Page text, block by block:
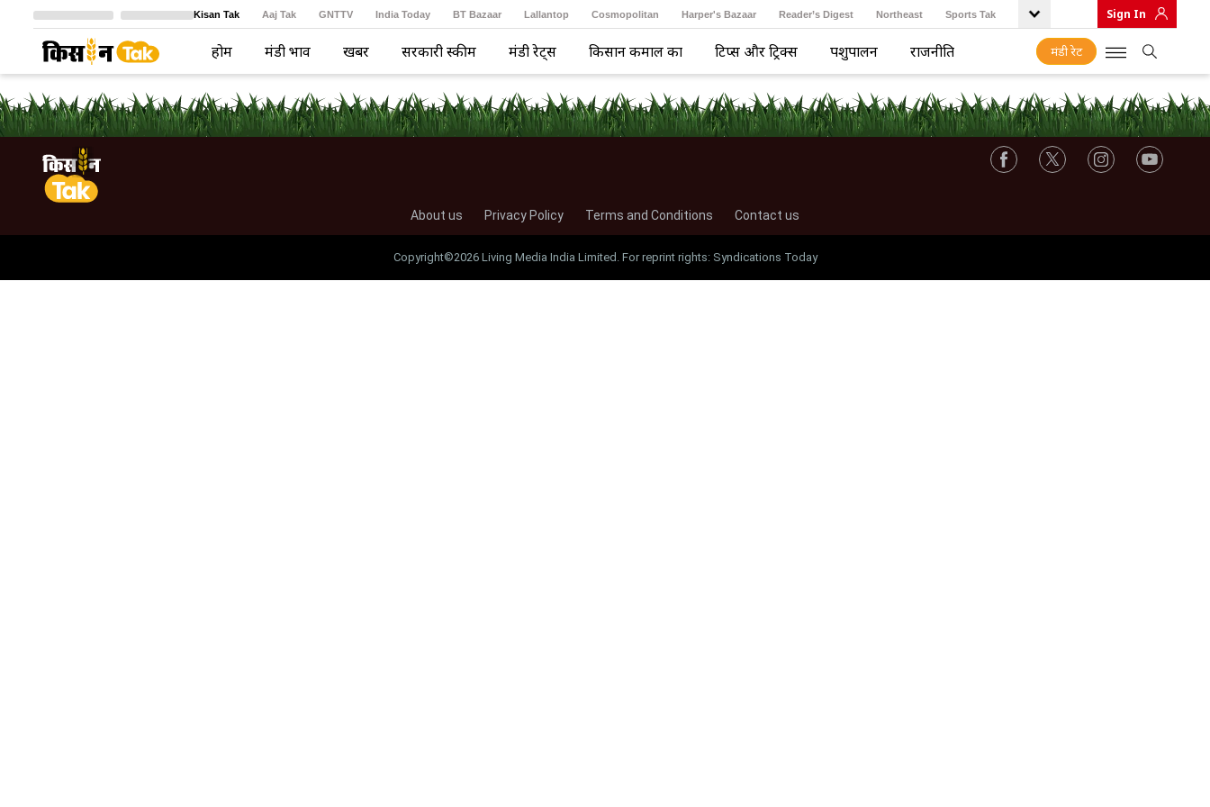
Kisan Tak Aaj Tak GNTTV India Today BT Bazaar Lallantop Cosmopolitan Harper's Bazaar Reader’s Digest Northeast Sports Tak
Crime Tak Astro Tak
Sign In
होम मंडी भाव खबरें सरकारी स्कीम मंडी रेट्स किसान कमाल का टिप्स और ट्रिक्स पशुपालन राजनीति मंडी रेट
About us Privacy Policy Terms and Conditions Contact us
Copyright©2026 Living Media India Limited. For reprint rights: Syndications Today